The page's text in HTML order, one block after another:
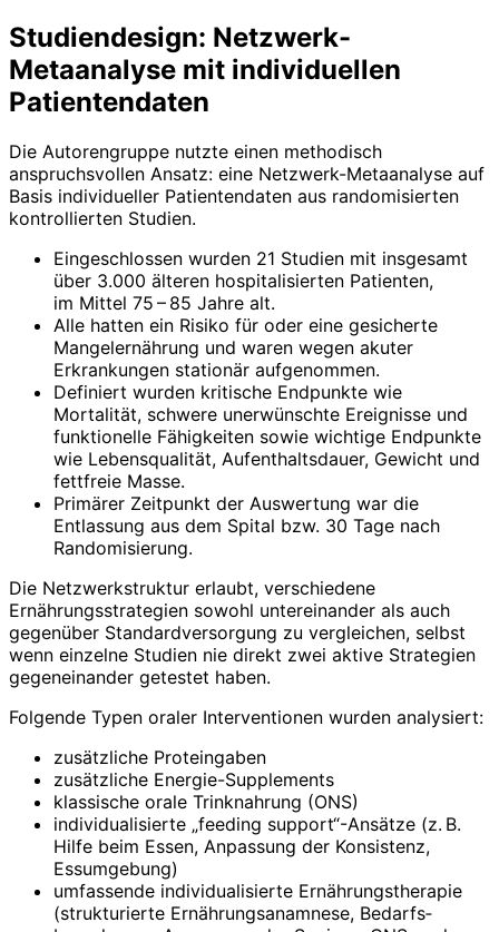
Studiendesign: Netzwerk-
Metaanalyse mit individuellen
Patientendaten
Die Autorengruppe nutzte einen methodisch
anspruchsvollen Ansatz: eine Netzwerk-Metaanalyse auf
Basis individueller Patientendaten aus randomisierten
kontrollierten Studien.
Eingeschlossen wurden 21 Studien mit insgesamt
über 3.000 älteren hospitalisierten Patienten,
im Mittel 75 – 85 Jahre alt.
Alle hatten ein Risiko für oder eine gesicherte
Mangelernährung und waren wegen akuter
Erkrankungen stationär aufgenommen.
Definiert wurden kritische Endpunkte wie
Mortalität, schwere unerwünschte Ereignisse und
funktionelle Fähigkeiten sowie wichtige Endpunkte
wie Lebensqualität, Aufenthaltsdauer, Gewicht und
fettfreie Masse.
Primärer Zeitpunkt der Auswertung war die
Entlassung aus dem Spital bzw. 30 Tage nach
Randomisierung.
Die Netzwerkstruktur erlaubt, verschiedene
Ernährungsstrategien sowohl untereinander als auch
gegenüber Standardversorgung zu vergleichen, selbst
wenn einzelne Studien nie direkt zwei aktive Strategien
gegeneinander getestet haben.
Folgende Typen oraler Interventionen wurden analysiert:
zusätzliche Proteingaben
zusätzliche Energie-Supplements
klassische orale Trinknahrung (ONS)
individualisierte „feeding support“-Ansätze (z. B.
Hilfe beim Essen, Anpassung der Konsistenz,
Essumgebung)
umfassende individualisierte Ernährungstherapie
(strukturierte Ernährungsanamnese, Bedarfs­